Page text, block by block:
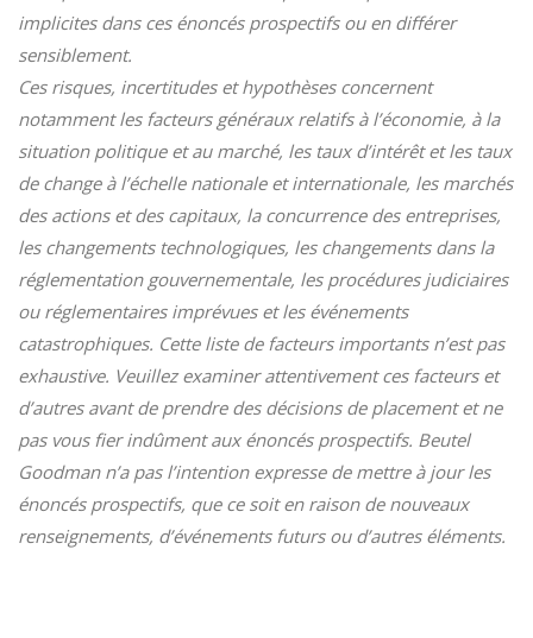
implicites dans ces énoncés prospectifs ou en différer
sensiblement.
Ces risques, incertitudes et hypothèses concernent
notamment les facteurs généraux relatifs à l’économie, à la
situation politique et au marché, les taux d’intérêt et les taux
de change à l’échelle nationale et internationale, les marchés
des actions et des capitaux, la concurrence des entreprises,
les changements technologiques, les changements dans la
réglementation gouvernementale, les procédures judiciaires
ou réglementaires imprévues et les événements
catastrophiques. Cette liste de facteurs importants n’est pas
exhaustive. Veuillez examiner attentivement ces facteurs et
d’autres avant de prendre des décisions de placement et ne
pas vous fier indûment aux énoncés prospectifs. Beutel
Goodman n’a pas l’intention expresse de mettre à jour les
énoncés prospectifs, que ce soit en raison de nouveaux
renseignements, d’événements futurs ou d’autres éléments.